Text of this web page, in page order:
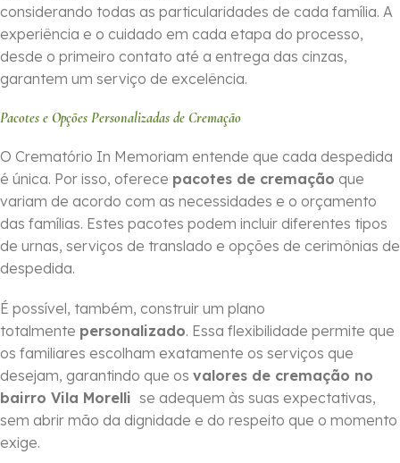
considerando todas as particularidades de cada família. A
experiência e o cuidado em cada etapa do processo,
desde o primeiro contato até a entrega das cinzas,
garantem um serviço de excelência.
Pacotes e Opções Personalizadas de Cremação
O Crematório In Memoriam entende que cada despedida
é única. Por isso, oferece pacotes de cremação que
variam de acordo com as necessidades e o orçamento
das famílias. Estes pacotes podem incluir diferentes tipos
de urnas, serviços de translado e opções de cerimônias de
despedida.
É possível, também, construir um plano
totalmente personalizado. Essa flexibilidade permite que
os familiares escolham exatamente os serviços que
desejam, garantindo que os valores de cremação no
bairro Vila Morelli se adequem às suas expectativas,
sem abrir mão da dignidade e do respeito que o momento
exige.